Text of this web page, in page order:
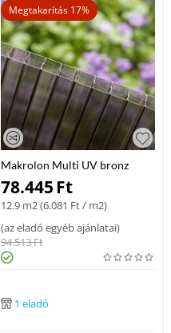
Megtakarítás 17%
Makrolon Multi UV bronz
polikarbonát lemez1845
6000x2100x16 mm
78.445Ft
12.9 m2 (6.081 Ft/ m2)
(az eladó egyéb ajánlatai)
94.513Ft
1 eladó